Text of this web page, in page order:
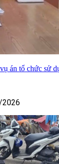
án tổ chức sử